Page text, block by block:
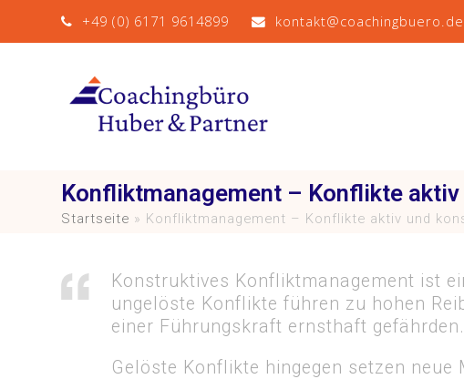
+49 (0) 6171 9614899 kontakt@coachingbuero.de
Konfliktmanagement – Konflikte
Startseite » Konfliktmanagement – Konflikte aktiv und
Konstruktives Konfliktmanagement ist
ungelöste Konflikte führen zu hohen
einer Führungskraft ernsthaft gefährden.
Gelöste Konflikte hingegen setzen